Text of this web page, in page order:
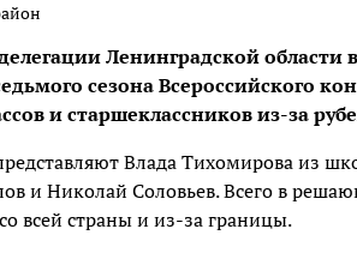
Ленинградской области
сезона Всероссийского
и старшеклассников из-за
Влада Тихомирова из
и Николай Соловьев. Всего в
всей страны и из-за границы.